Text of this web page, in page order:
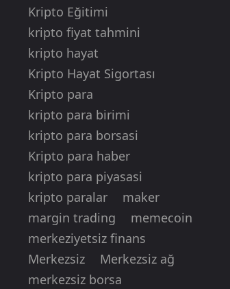
Kripto Eğitimi
kripto fiyat tahmini
kripto hayat
Kripto Hayat Sigortası
Kripto para
kripto para birimi
kripto para borsasi
Kripto para haber
kripto para piyasasi
kripto paralar
maker
margin trading
memecoin
merkeziyetsiz finans
Merkezsiz
Merkezsiz ağ
merkezsiz borsa